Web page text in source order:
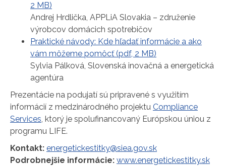
2 MB)
Andrej Hrdlička, APPLiA Slovakia – združenie
výrobcov domácich spotrebičov
Praktické návody: Kde hľadať informácie a ako
vám môžeme pomôcť (pdf, 2 MB)
Sylvia Pálková, Slovenská inovačná a energetická
agentúra
Prezentácie na podujatí sú pripravené s využitím
informácií z medzinárodného projektu Compliance
Services, ktorý je spolufinancovaný Európskou úniou z
programu LIFE.
Kontakt: energetickestitky@siea.gov.sk
Podrobnejšie informácie: www.energetickestitky.sk